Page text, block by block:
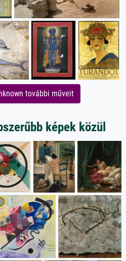
további műveit
képek közül